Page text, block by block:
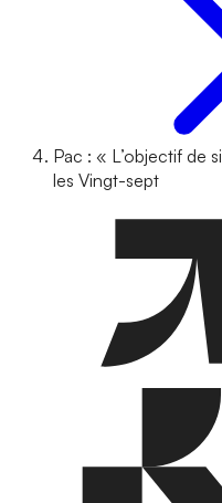
Pac : « L’objectif de
les Vingt-sept